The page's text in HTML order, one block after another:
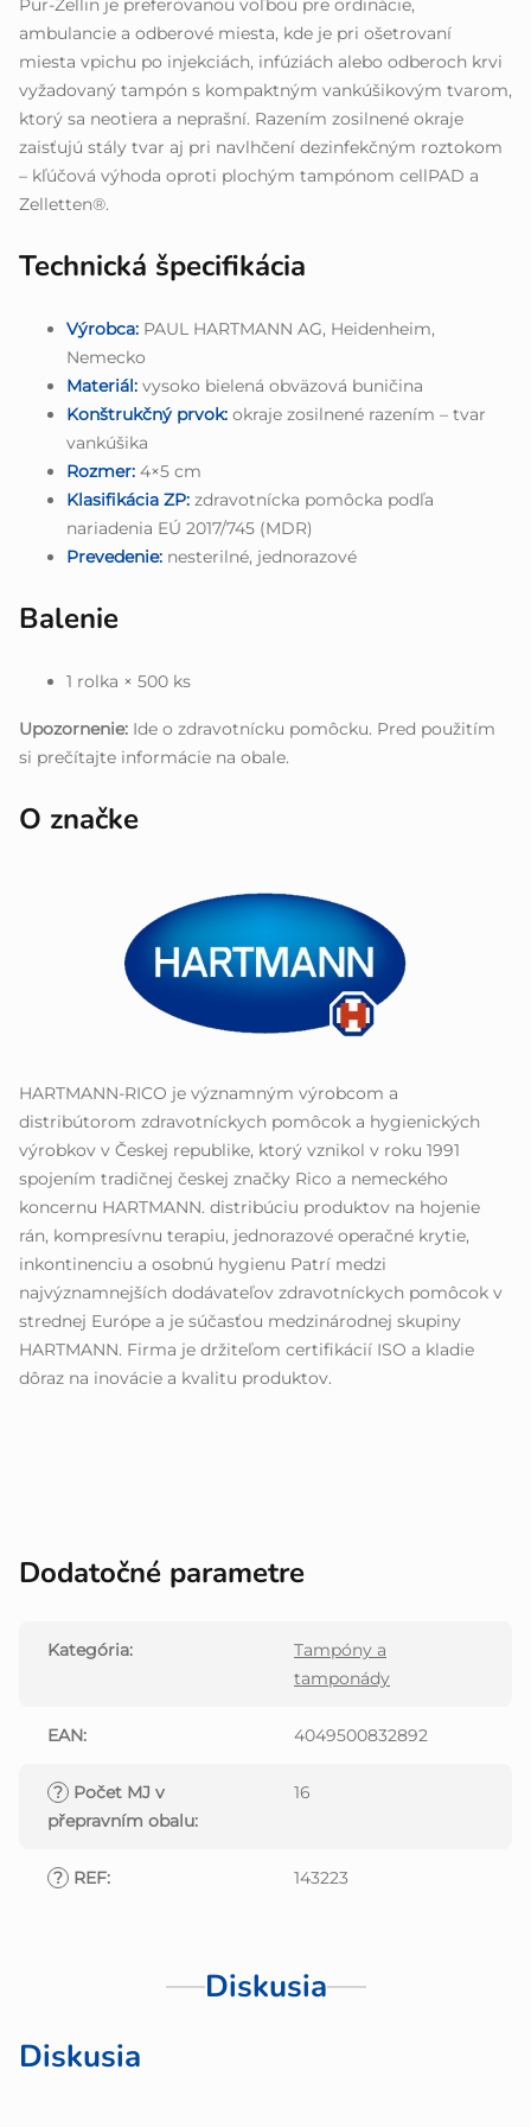
Pur-Zellin je preferovanou voľbou pre ordinácie,
ambulancie a odberové miesta, kde je pri ošetrovaní
miesta vpichu po injekciách, infúziách alebo odberoch krvi
vyžadovaný tampón s kompaktným vankúšikovým tvarom,
ktorý sa neotiera a neprašní. Razením zosilnené okraje
zaisťujú stály tvar aj pri navlhčení dezinfekčným roztokom
– kľúčová výhoda oproti plochým tampónom cellPAD a
Zelletten®.
Technická špecifikácia
Výrobca: PAUL HARTMANN AG, Heidenheim,
Nemecko
Materiál: vysoko bielená obväzová buničina
Konštrukčný prvok: okraje zosilnené razením – tvar
vankúšika
Rozmer: 4×5 cm
Klasifikácia ZP: zdravotnícka pomôcka podľa
nariadenia EÚ 2017/745 (MDR)
Prevedenie: nesterilné, jednorazové
Balenie
1 rolka × 500 ks
Upozornenie: Ide o zdravotnícku pomôcku. Pred použitím
si prečítajte informácie na obale.
O značke
HARTMANN-RICO je významným výrobcom a
distribútorom zdravotníckych pomôcok a hygienických
výrobkov v Českej republike, ktorý vznikol v roku 1991
spojením tradičnej českej značky Rico a nemeckého
koncernu HARTMANN. distribúciu produktov na hojenie
rán, kompresívnu terapiu, jednorazové operačné krytie,
inkontinenciu a osobnú hygienu Patrí medzi
najvýznamnejších dodávateľov zdravotníckych pomôcok v
strednej Európe a je súčasťou medzinárodnej skupiny
HARTMANN. Firma je držiteľom certifikácií ISO a kladie
dôraz na inovácie a kvalitu produktov.
Dodatočné parametre
Kategória:
Tampóny a
tamponády
EAN: 4049500832892
? Počet MJ v
přepravním obalu:
16
? REF: 143223
Diskusia
Diskusia